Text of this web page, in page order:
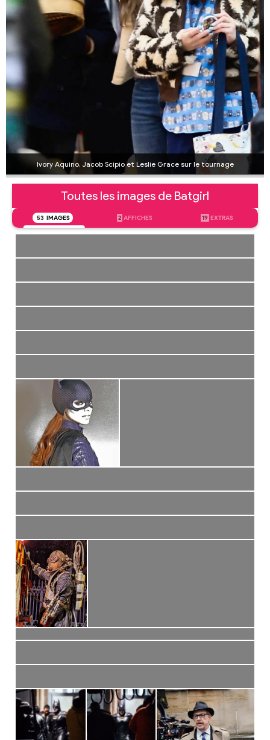
Ivory Aquino, Jacob Scipio et Leslie Grace sur le tournage
Toutes les images de Batgirl
53 IMAGES 2 AFFICHES 19 EXTRAS